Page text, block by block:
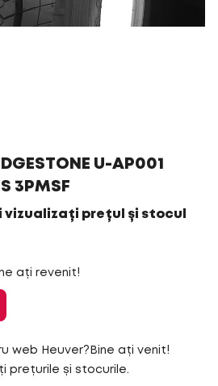
U-AP001
3PMSF
prețul și stocul
ați revenit!
web Heuver?Bine ați venit!
prețurile și stocurile.